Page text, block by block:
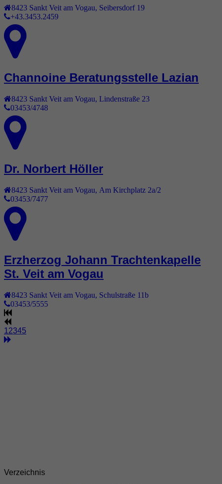
8423 Sankt Veit am Vogau, Seibersdorf 19
+43.3453.2459
Channoine Beratungsstelle Lazian
8423 Sankt Veit am Vogau Lindenstraße 23
03453/4748
Dr. Norbert Höller
8423 Sankt Veit am Vogau
Am Kirchplatz 2a/2
03453/7477
Erzherzog Johann Trachtenkapelle
St. Veit am Vogau
8423 Sankt Veit am Vogau
Schulstraße 11b
03453/5555
1 2345
Verzeichnis